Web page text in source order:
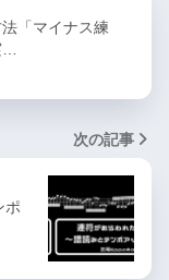
「マイナス練
…
次の記事
ポ